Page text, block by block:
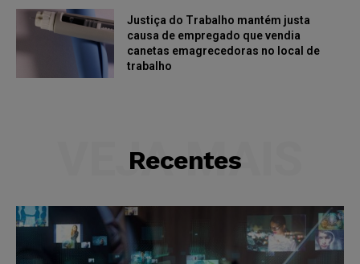
Justiça do Trabalho mantém justa
causa de empregado que vendia
canetas emagrecedoras no local de
trabalho
Recentes
VEJA MAIS